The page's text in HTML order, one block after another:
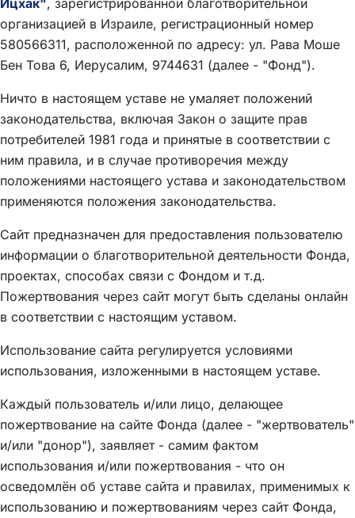
Ицхак", зарегистрированной благотворительной
организацией в Израиле, регистрационный номер
580566311, расположенной по адресу: ул. Рава Моше
Бен Това 6, Иерусалим, 9744631 (далее - "Фонд").
Ничто в настоящем уставе не умаляет положений
законодательства, включая Закон о защите прав
потребителей 1981 года и принятые в соответствии с
ним правила, и в случае противоречия между
положениями настоящего устава и законодательством
применяются положения законодательства.
Сайт предназначен для предоставления пользователю
информации о благотворительной деятельности Фонда,
проектах, способах связи с Фондом и т.д.
Пожертвования через сайт могут быть сделаны онлайн
в соответствии с настоящим уставом.
Использование сайта регулируется условиями
использования, изложенными в настоящем уставе.
Каждый пользователь и/или лицо, делающее
пожертвование на сайте Фонда (далее - "жертвователь"
и/или "донор"), заявляет - самим фактом
использования и/или пожертвования - что он
осведомлён об уставе сайта и правилах, применимых к
использованию и пожертвованиям через сайт Фонда,